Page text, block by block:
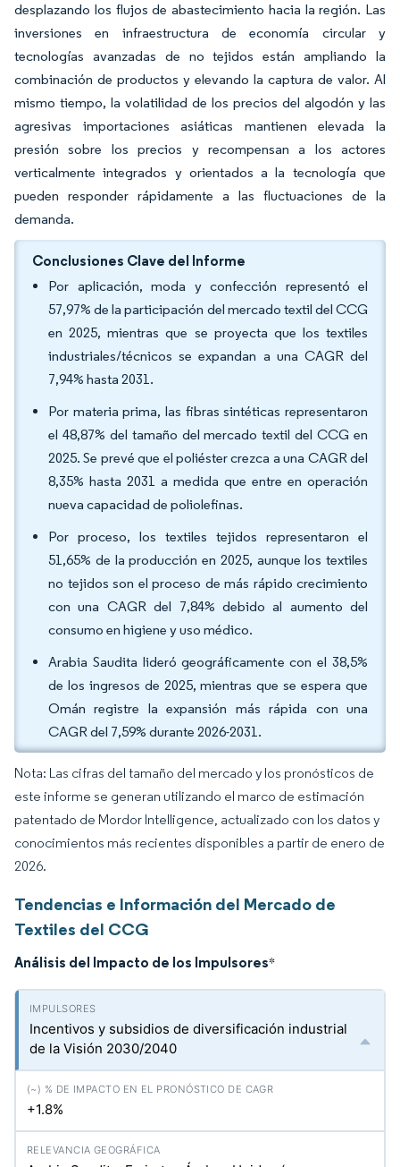
desplazando los flujos de abastecimiento hacia la región. Las
inversiones en infraestructura de economía circular y
tecnologías avanzadas de no tejidos están ampliando la
combinación de productos y elevando la captura de valor. Al
mismo tiempo, la volatilidad de los precios del algodón y las
agresivas importaciones asiáticas mantienen elevada la
presión sobre los precios y recompensan a los actores
verticalmente integrados y orientados a la tecnología que
pueden responder rápidamente a las fluctuaciones de la
demanda.
Conclusiones Clave del Informe
Por aplicación, moda y confección representó el
57,97% de la participación del mercado textil del CCG
en 2025, mientras que se proyecta que los textiles
industriales/técnicos se expandan a una CAGR del
7,94% hasta 2031.
Por materia prima, las fibras sintéticas representaron
el 48,87% del tamaño del mercado textil del CCG en
2025. Se prevé que el poliéster crezca a una CAGR del
8,35% hasta 2031 a medida que entre en operación
nueva capacidad de poliolefinas.
Por proceso, los textiles tejidos representaron el
51,65% de la producción en 2025, aunque los textiles
no tejidos son el proceso de más rápido crecimiento
con una CAGR del 7,84% debido al aumento del
consumo en higiene y uso médico.
Arabia Saudita lideró geográficamente con el 38,5%
de los ingresos de 2025, mientras que se espera que
Omán registre la expansión más rápida con una
CAGR del 7,59% durante 2026-2031.
Nota: Las cifras del tamaño del mercado y los pronósticos de
este informe se generan utilizando el marco de estimación
patentado de Mordor Intelligence, actualizado con los datos y
conocimientos más recientes disponibles a partir de enero de
2026.
Tendencias e Información del Mercado de
Textiles del CCG
Análisis del Impacto de los Impulsores*
Incentivos y subsidios de diversificación industrial
de la Visión 2030/2040
+1.8%